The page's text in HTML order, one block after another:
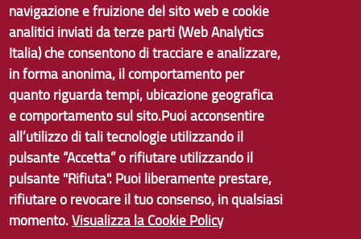
Copyright © 2017 Città metropolitana di Genova | CF:
80007350103
Tecnologie e Accessibilità
navigazione e fruizione del sito web e cookie
analitici inviati da terze parti (Web Analytics
Italia) che consentono di tracciare e analizzare,
in forma anonima, il comportamento per
quanto riguarda tempi, ubicazione geografica
e comportamento sul sito.Puoi acconsentire
all’utilizzo di tali tecnologie utilizzando il
pulsante “Accetta” o rifiutare utilizzando il
pulsante "Rifiuta". Puoi liberamente prestare,
rifiutare o revocare il tuo consenso, in qualsiasi
momento.Visualizza la Cookie Policy